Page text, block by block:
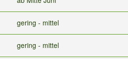
gering - mittel
gering - mittel